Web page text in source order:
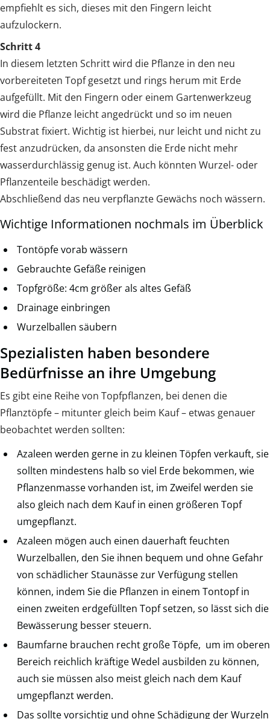
empfiehlt es sich, dieses mit den Fingern leicht
aufzulockern.
Schritt 4
In diesem letzten Schritt wird die Pflanze in den neu
vorbereiteten Topf gesetzt und rings herum mit Erde
aufgefüllt. Mit den Fingern oder einem Gartenwerkzeug
wird die Pflanze leicht angedrückt und so im neuen
Substrat fixiert. Wichtig ist hierbei, nur leicht und nicht zu
fest anzudrücken, da ansonsten die Erde nicht mehr
wasserdurchlässig genug ist. Auch könnten Wurzel- oder
Pflanzenteile beschädigt werden.
Abschließend das neu verpflanzte Gewächs noch wässern.
Wichtige Informationen nochmals im Überblick
Tontöpfe vorab wässern
Gebrauchte Gefäße reinigen
Topfgröße: 4cm größer als altes Gefäß
Drainage einbringen
Wurzelballen säubern
Spezialisten haben besondere
Bedürfnisse an ihre Umgebung
Es gibt eine Reihe von Topfpflanzen, bei denen die
Pflanztöpfe – mitunter gleich beim Kauf – etwas genauer
beobachtet werden sollten:
Azaleen werden gerne in zu kleinen Töpfen verkauft, sie
sollten mindestens halb so viel Erde bekommen, wie
Pflanzenmasse vorhanden ist, im Zweifel werden sie
also gleich nach dem Kauf in einen größeren Topf
umgepflanzt.
Azaleen mögen auch einen dauerhaft feuchten
Wurzelballen, den Sie ihnen bequem und ohne Gefahr
von schädlicher Staunässe zur Verfügung stellen
können, indem Sie die Pflanzen in einem Tontopf in
einen zweiten erdgefüllten Topf setzen, so lässt sich die
Bewässerung besser steuern.
Baumfarne brauchen recht große Töpfe, um im oberen
Bereich reichlich kräftige Wedel ausbilden zu können,
auch sie müssen also meist gleich nach dem Kauf
umgepflanzt werden.
Das sollte vorsichtig und ohne Schädigung der Wurzeln